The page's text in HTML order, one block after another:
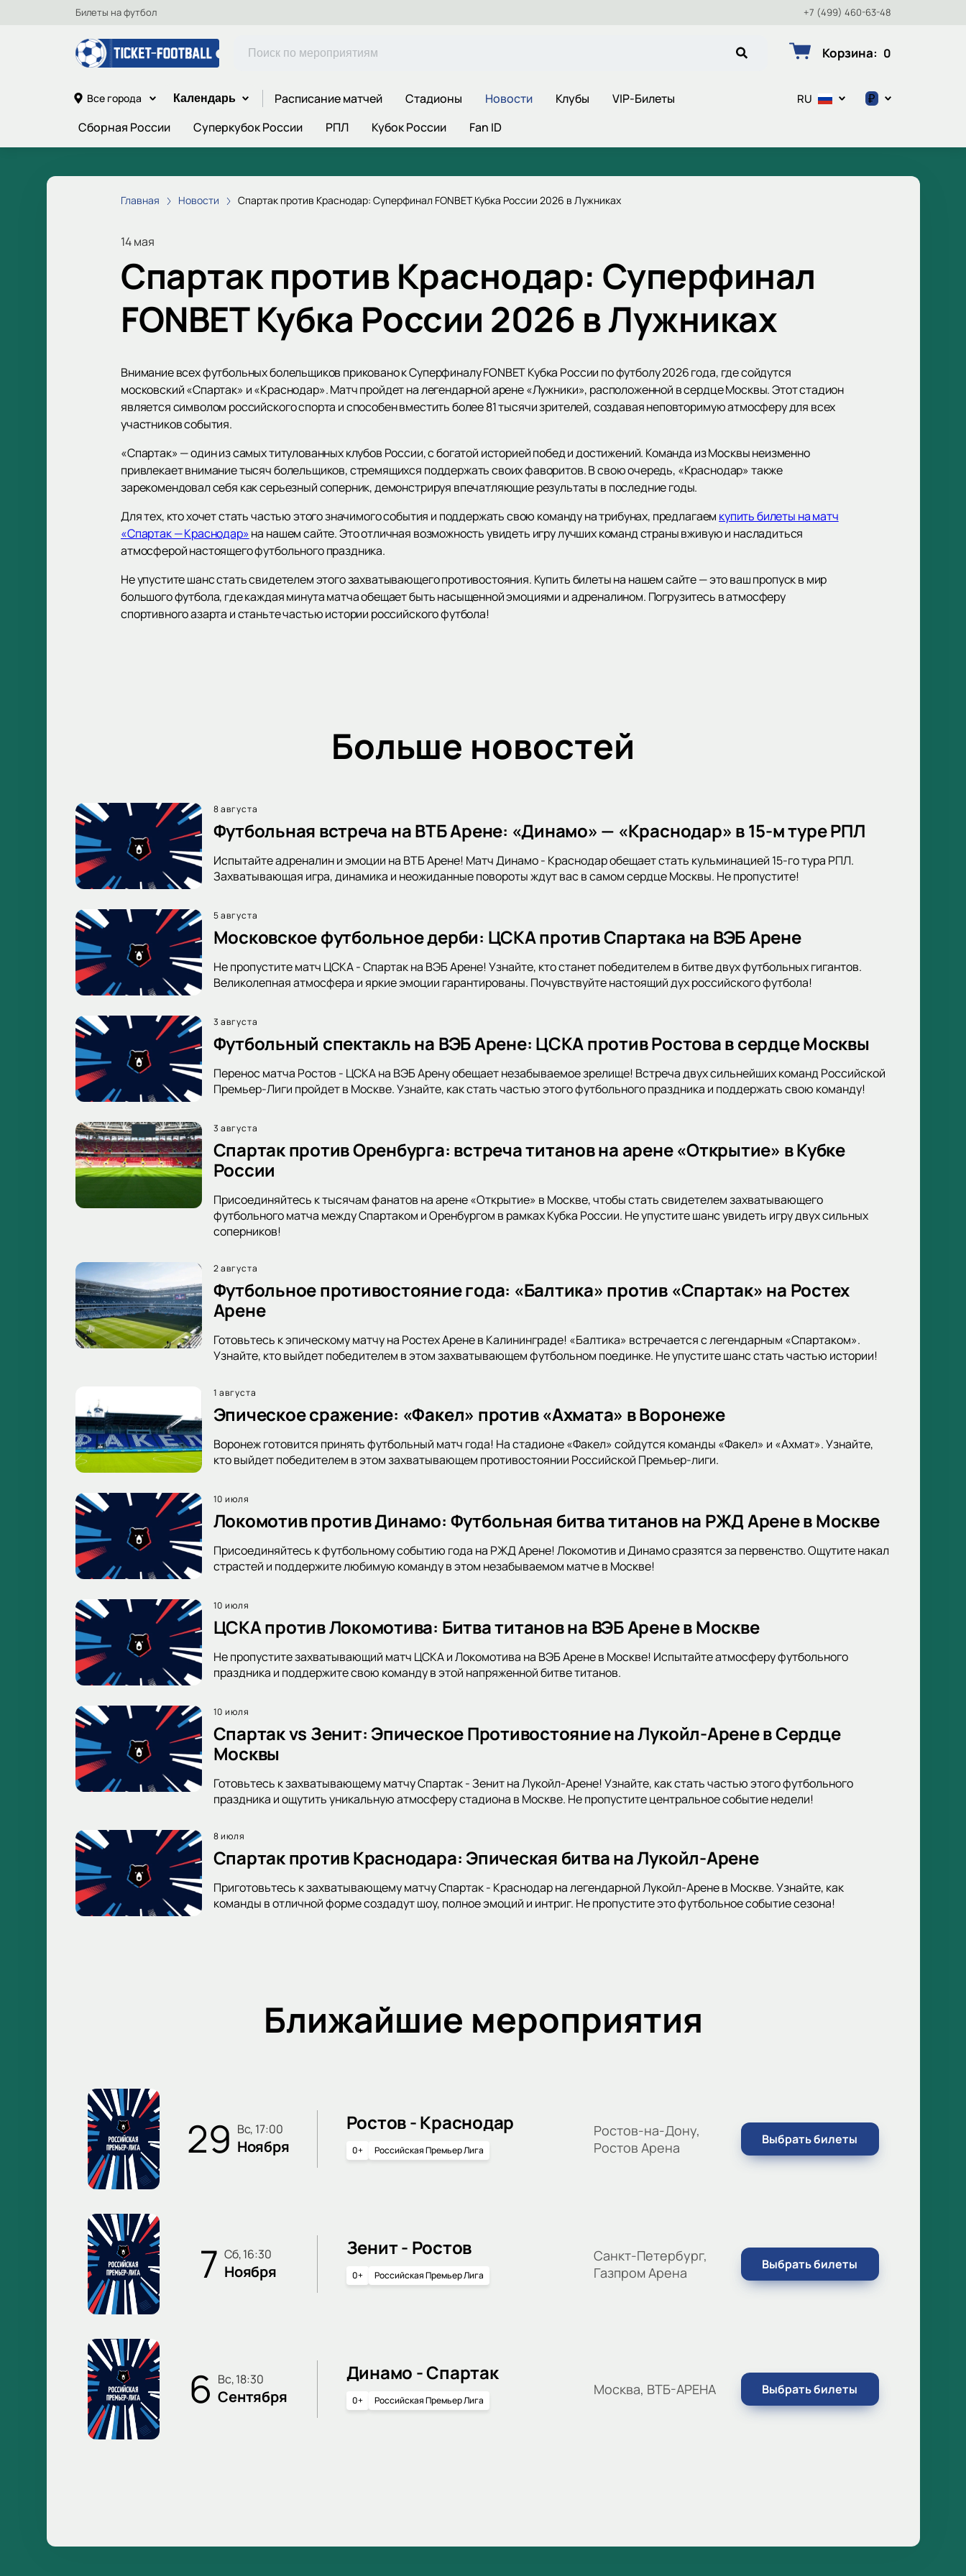
Билеты на футбол +7 (499) 460-63-48
Корзина: 0
Все города Календарь Расписание матчей Стадионы Новости Клубы
VIP-Билеты
Сборная России
Суперкубок России РПЛ Кубок России Fan ID
RU ₽
Главная Новости Спартак против Краснодар: Суперфинал FONBET Кубка России 2026 в Лужниках
14 мая
Спартак против Краснодар: Суперфинал
FONBET Кубка России 2026 в Лужниках
Внимание всех футбольных болельщиков приковано к Суперфиналу FONBET Кубка России по футболу 2026 года, где сойдутся
московский «Спартак» и «Краснодар». Матч пройдет на легендарной арене «Лужники», расположенной в сердце Москвы. Этот стадион
является символом российского спорта и способен вместить более 81 тысячи зрителей, создавая неповторимую атмосферу для всех
участников события.
«Спартак» — один из самых титулованных клубов России, с богатой историей побед и достижений. Команда из Москвы неизменно
привлекает внимание тысяч болельщиков, стремящихся поддержать своих фаворитов. В свою очередь, «Краснодар» также
зарекомендовал себя как серьезный соперник, демонстрируя впечатляющие результаты в последние годы.
Для тех, кто хочет стать частью этого значимого события и поддержать свою команду на трибунах, предлагаем купить билеты на матч
«Спартак — Краснодар»на нашем сайте. Это отличная возможность увидеть игру лучших команд страны вживую и насладиться
атмосферой настоящего футбольного праздника.
Не упустите шанс стать свидетелем этого захватывающего противостояния. Купить билеты на нашем сайте — это ваш пропуск в мир
большого футбола, где каждая минута матча обещает быть насыщенной эмоциями и адреналином. Погрузитесь в атмосферу
спортивного азарта и станьте частью истории российского футбола!
Больше новостей
8 августа
Футбольная встреча на ВТБ Арене: «Динамо» — «Краснодар» в 15-м туре РПЛ
Испытайте адреналин и эмоции на ВТБ Арене! Матч Динамо - Краснодар обещает стать кульминацией 15-го тура РПЛ.
Захватывающая игра, динамика и неожиданные повороты ждут вас в самом сердце Москвы. Не пропустите!
5 августа
Московское футбольное дерби: ЦСКА против Спартака на ВЭБ Арене
Не пропустите матч ЦСКА - Спартак на ВЭБ Арене! Узнайте, кто станет победителем в битве двух футбольных гигантов.
Великолепная атмосфера и яркие эмоции гарантированы. Почувствуйте настоящий дух российского футбола!
3 августа
Футбольный спектакль на ВЭБ Арене: ЦСКА против Ростова в сердце Москвы
Перенос матча Ростов - ЦСКА на ВЭБ Арену обещает незабываемое зрелище! Встреча двух сильнейших команд Российской
Премьер-Лиги пройдет в Москве. Узнайте, как стать частью этого футбольного праздника и поддержать свою команду!
3 августа
Спартак против Оренбурга: встреча титанов на арене «Открытие» в Кубке
России
Присоединяйтесь к тысячам фанатов на арене «Открытие» в Москве, чтобы стать свидетелем захватывающего
футбольного матча между Спартаком и Оренбургом в рамках Кубка России. Не упустите шанс увидеть игру двух сильных
соперников!
2 августа
Футбольное противостояние года: «Балтика» против «Спартак» на Ростех
Арене
Готовьтесь к эпическому матчу на Ростех Арене в Калининграде! «Балтика» встречается с легендарным «Спартаком».
Узнайте, кто выйдет победителем в этом захватывающем футбольном поединке. Не упустите шанс стать частью истории!
1 августа
Эпическое сражение: «Факел» против «Ахмата» в Воронеже
Воронеж готовится принять футбольный матч года! На стадионе «Факел» сойдутся команды «Факел» и «Ахмат». Узнайте,
кто выйдет победителем в этом захватывающем противостоянии Российской Премьер-лиги.
10 июля
Локомотив против Динамо: Футбольная битва титанов на РЖД Арене в Москве
Присоединяйтесь к футбольному событию года на РЖД Арене! Локомотив и Динамо сразятся за первенство. Ощутите накал
страстей и поддержите любимую команду в этом незабываемом матче в Москве!
10 июля
ЦСКА против Локомотива: Битва титанов на ВЭБ Арене в Москве
Не пропустите захватывающий матч ЦСКА и Локомотива на ВЭБ Арене в Москве! Испытайте атмосферу футбольного
праздника и поддержите свою команду в этой напряженной битве титанов.
10 июля
Спартак vs Зенит: Эпическое Противостояние на Лукойл-Арене в Сердце
Москвы
Готовьтесь к захватывающему матчу Спартак - Зенит на Лукойл-Арене! Узнайте, как стать частью этого футбольного
праздника и ощутить уникальную атмосферу стадиона в Москве. Не пропустите центральное событие недели!
8 июля
Спартак против Краснодара: Эпическая битва на Лукойл-Арене
Приготовьтесь к захватывающему матчу Спартак - Краснодар на легендарной Лукойл-Арене в Москве. Узнайте, как
команды в отличной форме создадут шоу, полное эмоций и интриг. Не пропустите это футбольное событие сезона!
Ближайшие мероприятия
29 вс, 17:00
Ноября
Ростов - Краснодар
0+ Российская Премьер Лига
Ростов-на-Дону,
Ростов Арена
Выбрать билеты
7 сб, 16:30
Ноября
Зенит - Ростов
0+ Российская Премьер Лига
Санкт-Петербург,
Газпром Арена
Выбрать билеты
6 вс, 18:30
Сентября
Динамо - Спартак
0+ Российская Премьер Лига
Москва, ВТБ-АРЕНА Выбрать билеты